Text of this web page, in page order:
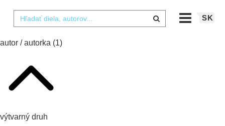
SK
autor / autorka (1)
výtvarný druh